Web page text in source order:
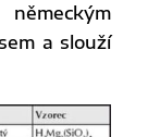
a slouží